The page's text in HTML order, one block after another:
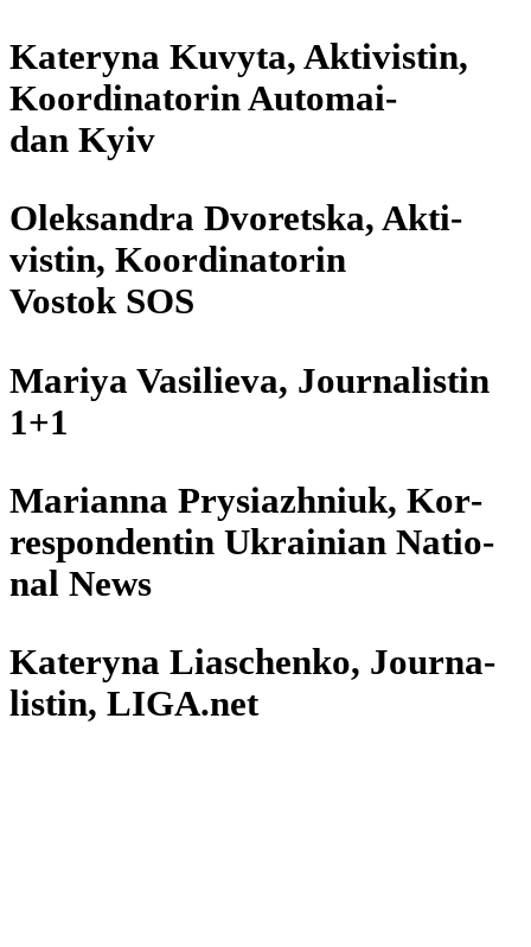
Kateryna Kuvyta, Akti­vis­tin,
Koor­di­na­to­rin Auto­mai­
dan Kyiv
Olek­san­dra Dvor­etska, Akti­
vis­tin, Koor­di­na­to­rin
Vostok SOS
Mariya Vasi­lieva, Jour­na­lis­tin
1+1
Mari­anna Pry­siazhniuk, Kor­
re­spon­den­tin Ukrai­nian Natio­
nal News
Kateryna Lia­schenko, Jour­na­
lis­tin, LIGA.net